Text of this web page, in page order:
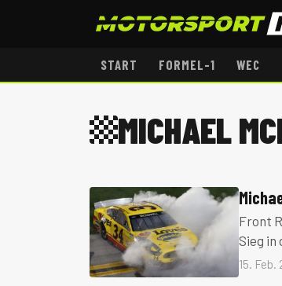
START FORMEL-1 WEC
MICHAEL
Front
Sieg in
15. Feb.